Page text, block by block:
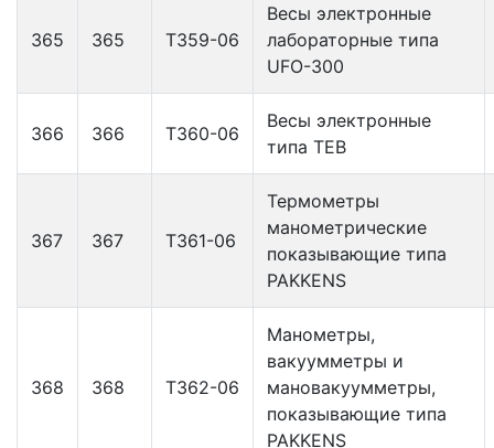
365 365 Т359-06
Весы электронные
лабораторные типа
UFO-300
366 366 Т360-06
Весы электронные
типа ТЕВ
367 367 Т361-06
Термометры
манометрические
показывающие типа
PAKKENS
368 368 Т362-06
Манометры,
вакуумметры и
мановакуумметры,
показывающие типа
PAKKENS